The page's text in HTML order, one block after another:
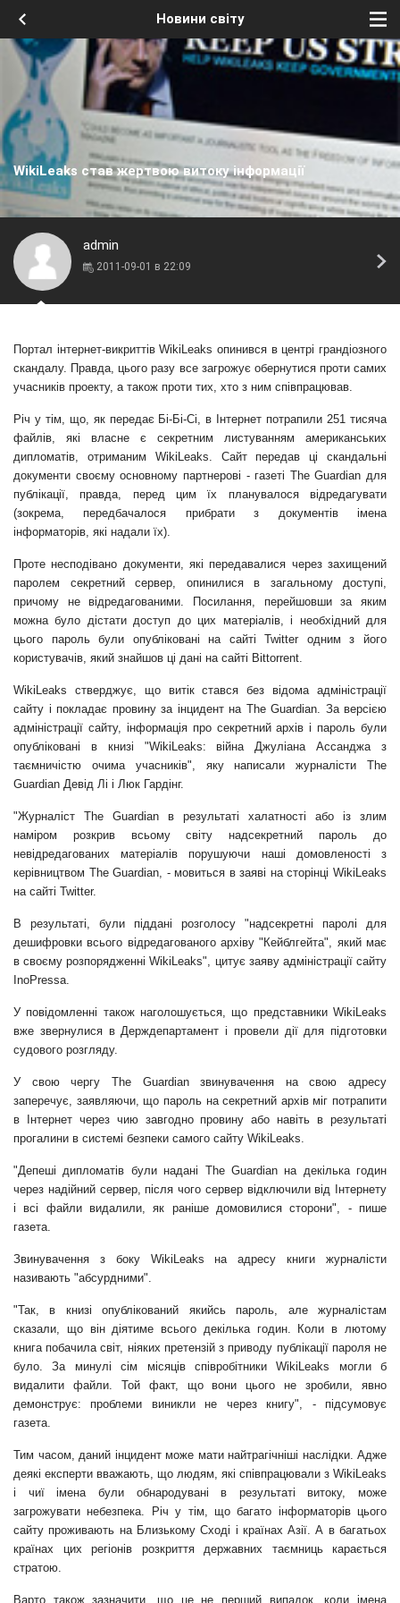
Новини світу
WikiLeaks став жертвою витоку інформації
admin
2011-09-01 в 22:09
Портал інтернет-викриттівWikiLeaks опинився в центрі грандіозного
скандалу. Правда, цього разу все загрожує обернутися проти самих
учасників проекту, а також проти тих, хто з ним співпрацював.
Річ у тім, що, як передає Бі-Бі-Сі, в Інтернет потрапили 251 тисяча
файлів, які власне є секретним листуванням американських
дипломатів, отриманим WikiLeaks. Сайт передав ці скандальні
документи своєму основному партнерові - газеті The Guardian для
публікації, правда, перед цим їх планувалося відредагувати
(зокрема, передбачалося прибрати з документів імена
інформаторів, які надали їх).
Проте несподівано документи, які передавалися через захищений
паролем секретний сервер, опинилися в загальному доступі,
причому не відредагованими. Посилання, перейшовши за яким
можна було дістати доступ до цих матеріалів, і необхідний для
цього пароль були опубліковані на сайті Twitter одним з його
користувачів, який знайшов ці дані на сайті Bittorrent.
WikiLeaks стверджує, що витік стався без відома адміністрації
сайту і покладає провину за інцидент на The Guardian. За версією
адміністрації сайту, інформація про секретний архів і пароль були
опубліковані в книзі "WikiLeaks: війна Джуліана Ассанджа з
таємничістю очима учасників", яку написали журналісти The
Guardian Девід Лі і Люк Гардінг.
"Журналіст The Guardian в результаті халатності або із злим
наміром розкрив всьому світу надсекретний пароль до
невідредагованих матеріалів порушуючи наші домовленості з
керівництвом The Guardian, - мовиться в заяві на сторінці WikiLeaks
на сайті Twitter.
В результаті, були піддані розголосу "надсекретні паролі для
дешифровки всього відредагованого архіву "Кейблгейта", який має
в своєму розпорядженні WikiLeaks", цитує заяву адміністрації сайту
InoPressa.
У повідомленні також наголошується, що представники WikiLeaks
вже звернулися в Держдепартамент і провели дії для підготовки
судового розгляду.
У свою чергу The Guardianзвинувачення на свою адресу
заперечує, заявляючи, що пароль на секретний архів міг потрапити
в Інтернет через чию завгодно провину або навіть в результаті
прогалини в системі безпеки самого сайту WikiLeaks.
"Депеші дипломатів були надані The Guardianна декілька годин
через надійний сервер, після чого сервер відключили від Інтернету
і всі файли видалили, як раніше домовилися сторони", - пише
газета.
Звинувачення з боку WikiLeaks на адресу книги журналісти
називають "абсурдними".
"Так, в книзі опублікований якийсь пароль, але журналістам
сказали, що він діятиме всього декілька годин. Коли в лютому
книга побачила світ, ніяких претензій з приводу публікації пароля не
було. За минулі сім місяців співробітники WikiLeaks могли б
видалити файли. Той факт, що вони цього не зробили, явно
демонструє: проблеми виникли не через книгу", - підсумовує
газета.
Тим часом, даний інцидент може мати найтрагічніші наслідки. Адже
деякі експерти вважають, що людям, які співпрацювали з WikiLeaks
і чиї імена були обнародувані в результаті витоку, може
загрожувати небезпека. Річ у тім, що багато інформаторів цього
сайту проживають на Близькому Сході і країнах Азії. А в багатьох
країнах цих регіонів розкриття державних таємниць карається
стратою.
Варто також зазначити, що це не перший випадок, коли імена